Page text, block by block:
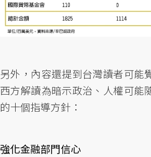
另外，內容還提到台灣讀者可能
西方解讀為暗示政治、人權可能
的十個指導方針：
強化金融部門信心